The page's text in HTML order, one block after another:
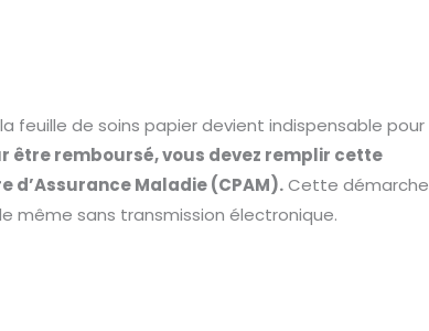
feuille de soins papier devient indispensable pour
être remboursé, vous devez remplir cette
d’Assurance Maladie (CPAM).Cette démarche
même sans transmission électronique.